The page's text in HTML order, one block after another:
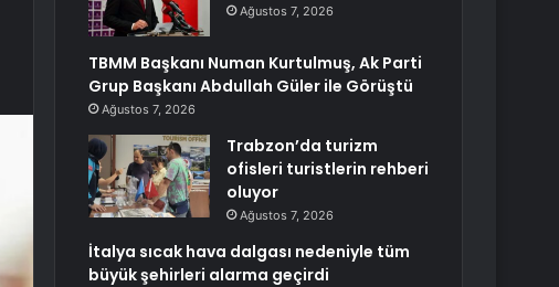
Ağustos 7, 2026
TBMM Başkanı Numan Kurtulmuş, Ak Parti
Grup Başkanı Abdullah Güler ile Görüştü
Ağustos 7, 2026
Trabzon’da turizm
ofisleri turistlerin rehberi
oluyor
Ağustos 7, 2026
İtalya sıcak hava dalgası nedeniyle tüm
büyük şehirleri alarma geçirdi